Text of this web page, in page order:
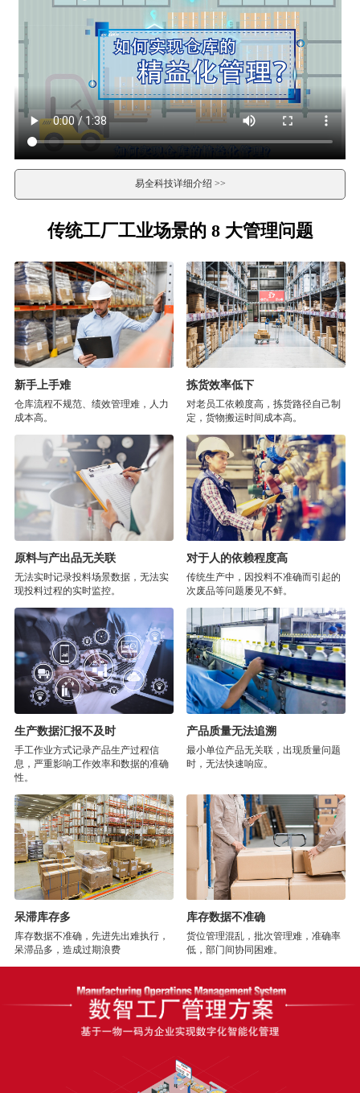
易全科技详细介绍 >>
传统工厂工业场景的 8 大管理问题
新手上手难
仓库流程不规范、绩效管理难，人力
成本高。
拣货效率低下
对老员工依赖度高，拣货路径自己制
定，货物搬运时间成本高。
原料与产出品无关联
无法实时记录投料场景数据，无法实
现投料过程的实时监控。
对于人的依赖程度高
传统生产中，因投料不准确而引起的
次废品等问题屡见不鲜。
生产数据汇报不及时
手工作业方式记录产品生产过程信
息，严重影响工作效率和数据的准确
性。
产品质量无法追溯
最小单位产品无关联，出现质量问题
时，无法快速响应。
呆滞库存多
库存数据不准确，先进先出难执行，
呆滞品多，造成过期浪费
库存数据不准确
货位管理混乱，批次管理难，准确率
低，部门间协同困难。